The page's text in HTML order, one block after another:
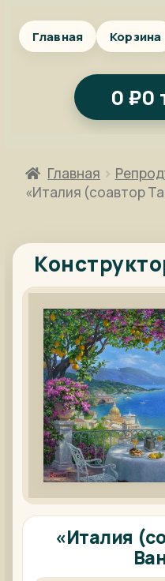
Главная Корзина
0 ₽0
Главная
«Италия (соавтор
«Италия